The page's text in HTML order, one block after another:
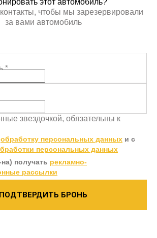
чтобы мы зарезервировали
за вами автомобиль
*
звездочкой, обязательны к
обработку персональных данных и c
персональных данных
получать рекламно-
рассылки
ПОДТВЕРДИТЬ БРОНЬ